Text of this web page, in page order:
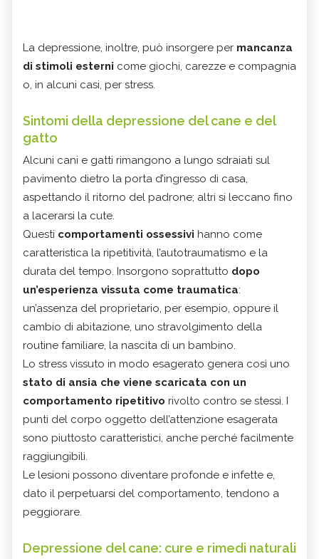
La depressione, inoltre, può insorgere per mancanza
di stimoli esterni come giochi, carezze e compagnia
o, in alcuni casi, per stress.
Sintomi della depressione del cane e del
gatto
Alcuni cani e gatti rimangono a lungo sdraiati sul
pavimento dietro la porta d’ingresso di casa,
aspettando il ritorno del padrone; altri si leccano fino
a lacerarsi la cute.
Questi comportamenti ossessivi hanno come
caratteristica la ripetitività, l’autotraumatismo e la
durata del tempo. Insorgono soprattutto dopo
un’esperienza vissuta come traumatica:
un’assenza del proprietario, per esempio, oppure il
cambio di abitazione, uno stravolgimento della
routine familiare, la nascita di un bambino.
Lo stress vissuto in modo esagerato genera così uno
stato di ansia che viene scaricata con un
comportamento ripetitivo rivolto contro se stessi. I
punti del corpo oggetto dell’attenzione esagerata
sono piuttosto caratteristici, anche perché facilmente
raggiungibili.
Le lesioni possono diventare profonde e infette e,
dato il perpetuarsi del comportamento, tendono a
peggiorare.
Depressione del cane: cure e rimedi naturali